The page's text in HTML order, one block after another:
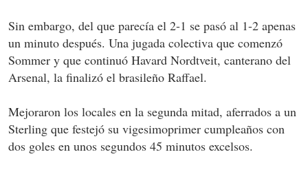
Sin embargo, del que parecía el 2-1 se pasó al 1-2 apenas
un minuto después. Una jugada colectiva que comenzó
Sommer y que continuó Havard Nordtveit, canterano del
Arsenal, la finalizó el brasileño Raffael.
Mejoraron los locales en la segunda mitad, aferrados a un
Sterling que festejó su vigesimoprimer cumpleaños con
dos goles en unos segundos 45 minutos excelsos.